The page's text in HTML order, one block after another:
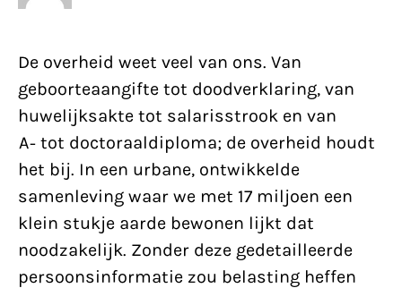
De overheid weet veel van ons. Van
geboorteaangifte tot doodverklaring, van
huwelijksakte tot salarisstrook en van
A- tot doctoraaldiploma; de overheid houdt
het bij. In een urbane, ontwikkelde
samenleving waar we met 17 miljoen een
klein stukje aarde bewonen lijkt dat
noodzakelijk. Zonder deze gedetailleerde
persoonsinformatie zou belasting heffen